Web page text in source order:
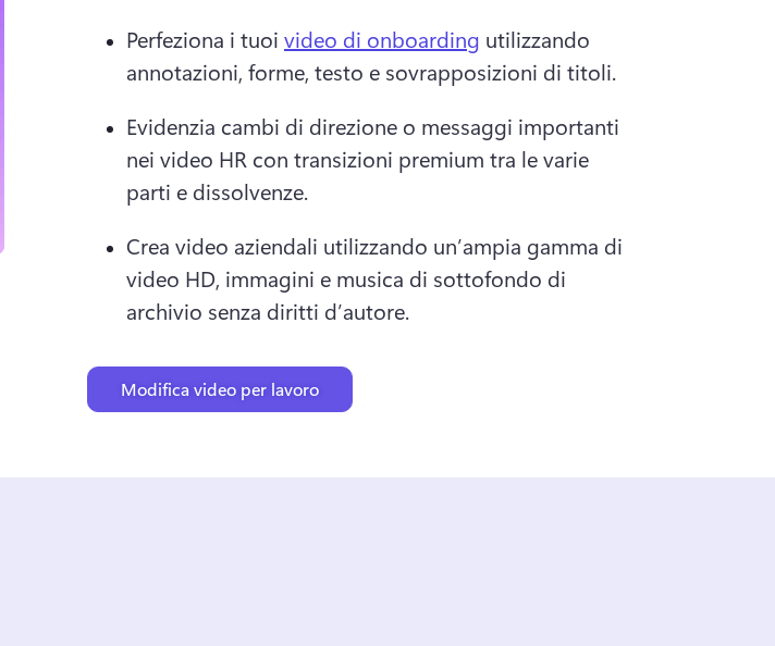
Perfeziona i tuoi video di onboarding utilizzando
annotazioni, forme, testo e sovrapposizioni di titoli.
Evidenzia cambi di direzione o messaggi importanti
nei video HR con transizioni premium tra le varie
parti e dissolvenze.
Crea video aziendali utilizzando un’ampia gamma di
video HD, immagini e musica di sottofondo di
archivio senza diritti d’autore.
Modifica video per lavoro